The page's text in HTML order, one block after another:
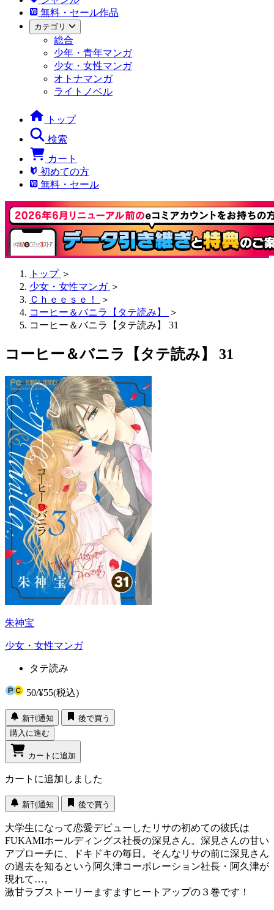
無料・セール作品
カテゴリ
総合
少年・青年マンガ
少女・女性マンガ
オトナマンガ
ライトノベル
トップ
検索
カート
初めての方
無料・セール
トップ ＞
少女・女性マンガ ＞
Ｃｈｅｅｓｅ！
＞
コーヒー＆バニラ【タテ読み】
＞
コーヒー＆バニラ【タテ読み】 31
コーヒー＆バニラ【タテ読み】 31
朱神宝
少女・女性マンガ
タテ読み
50/¥55(税込)
新刊通知
後で買う
購入に進む
カートに追加
カートに追加しました
新刊通知 後で買う
大学生になって恋愛デビューしたリサの初めての彼氏は
FUKAMIホールディングス社長の深見さん。深見さんの甘い
アプローチに、ドキドキの毎日。そんなリサの前に深見さん
の過去を知るという阿久津コーポレーション社長・阿久津が
現れて…。
激甘ラブストーリーますますヒートアップの３巻です！